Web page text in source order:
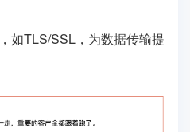
如TLS/SSL，为数据传输提